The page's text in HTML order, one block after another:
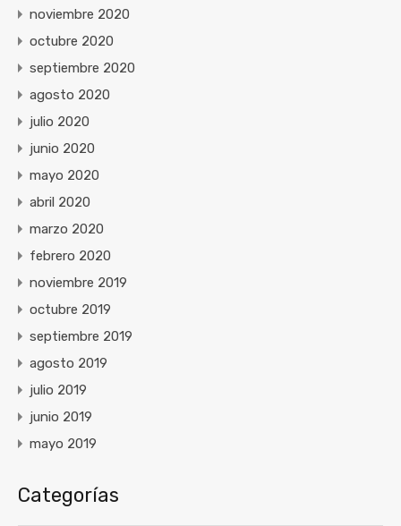
noviembre 2020
octubre 2020
septiembre 2020
agosto 2020
julio 2020
junio 2020
mayo 2020
abril 2020
marzo 2020
febrero 2020
noviembre 2019
octubre 2019
septiembre 2019
agosto 2019
julio 2019
junio 2019
mayo 2019
Categorías